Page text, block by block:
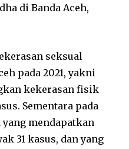
di Banda Aceh,
seksual
pada 2021, yakni
kekerasan fisik
Sementara pada
yang mendapatkan
31 kasus, dan yang